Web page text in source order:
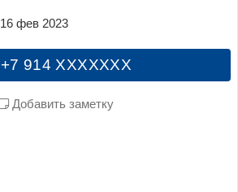
+7 914 XXXXXXX
Добавить заметку
16 фев 2023